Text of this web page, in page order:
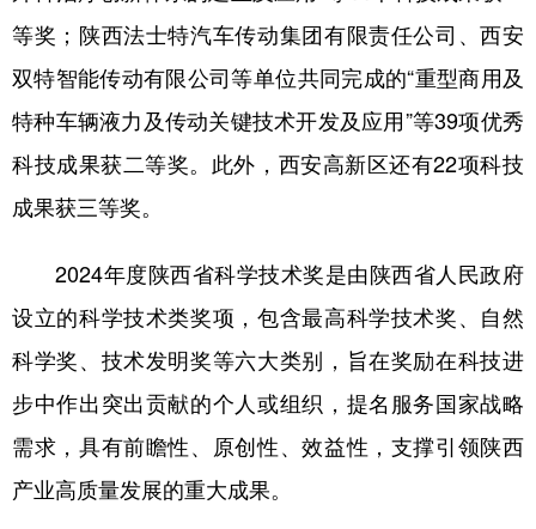
新疆 内蒙古 黑龙江
等奖；陕西法士特汽车传动集团有限责任公司、西安
双特智能传动有限公司等单位共同完成的“重型商用及
特种车辆液力及传动关键技术开发及应用”等39项优秀
科技成果获二等奖。此外，西安高新区还有22项科技
成果获三等奖。
2024年度陕西省科学技术奖是由陕西省人民政府
设立的科学技术类奖项，包含最高科学技术奖、自然
科学奖、技术发明奖等六大类别，旨在奖励在科技进
步中作出突出贡献的个人或组织，提名服务国家战略
需求，具有前瞻性、原创性、效益性，支撑引领陕西
产业高质量发展的重大成果。